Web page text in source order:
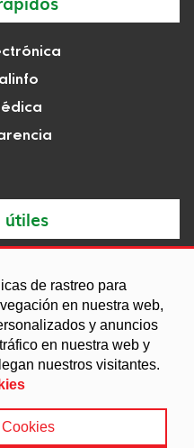
de rastreo para
en nuestra web,
y anuncios
en nuestra web y
nuestros visitantes.
útiles